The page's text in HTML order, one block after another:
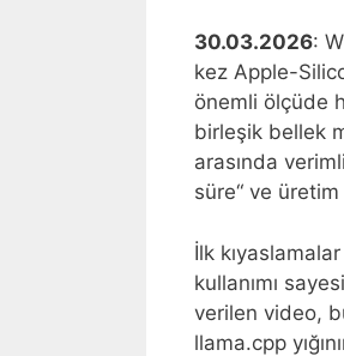
30.03.2026:
kez Apple-
önemli ölçüde
birleşik bellek
arasında
süre“ ve
İlk
kullanımı
verilen video,
llama.cpp